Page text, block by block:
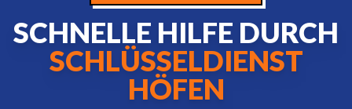
SCHNELLE HILFE DURCH
SCHLÜSSELDIENST
HÖFEN